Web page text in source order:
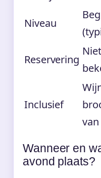
Niveau
Reservering
Inclusief
Wanneer en
avond plaats?